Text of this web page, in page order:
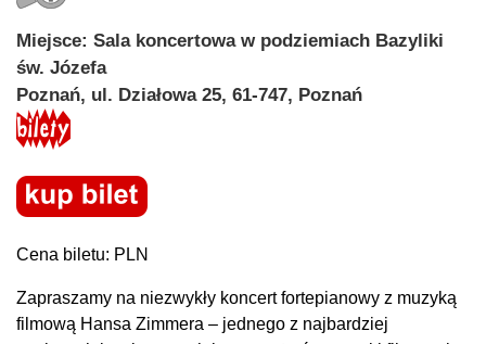
Miejsce: Sala koncertowa w podziemiach Bazyliki
św. Józefa
Poznań, ul. Działowa 25, 61-747, Poznań
Cena biletu: PLN
Zapraszamy na niezwykły koncert fortepianowy z muzyką
filmową Hansa Zimmera – jednego z najbardziej